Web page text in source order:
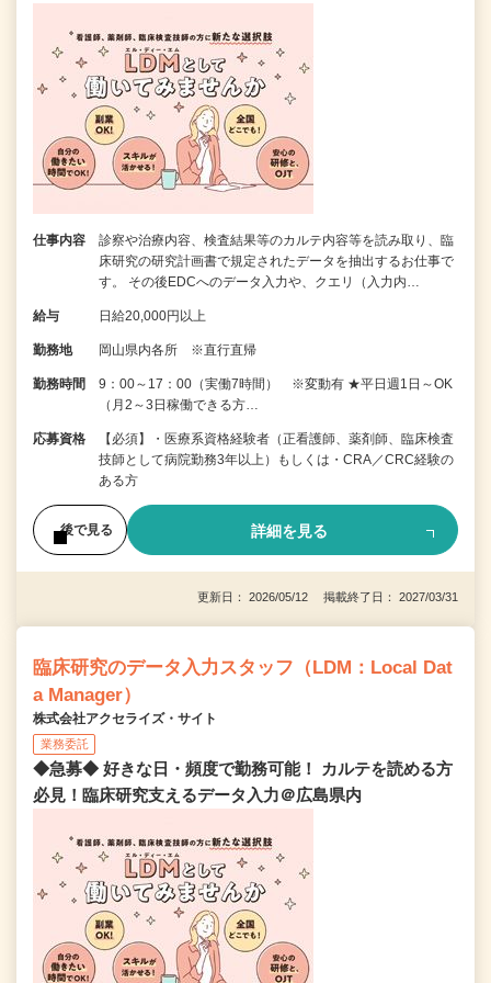
仕事内容
診察や治療内容、検査結果等のカルテ内容等を読み取り、臨
床研究の研究計画書で規定されたデータを抽出するお仕事で
す。 その後EDCへのデータ入力や、クエリ（入力内…
給与 日給20,000円以上
勤務地 岡山県内各所 ※直行直帰
勤務時間
9：00～17：00（実働7時間） ※変動有 ★平日週1日～OK
（月2～3日稼働できる方…
応募資格
【必須】・医療系資格経験者（正看護師、薬剤師、臨床検査
技師として病院勤務3年以上）もしくは・CRA／CRC経験の
ある方
後で見る 詳細を見る
更新日： 2026/05/12 掲載終了日： 2027/03/31
臨床研究のデータ入力スタッフ（LDM：Local Dat
a Manager）
株式会社アクセライズ・サイト
業務委託
◆急募◆ 好きな日・頻度で勤務可能！ カルテを読める方
必見！臨床研究支えるデータ入力＠広島県内